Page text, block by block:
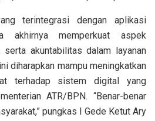
terintegrasi dengan aplikasi
akhirnya memperkuat aspek
serta akuntabilitas dalam layanan
diharapkan mampu meningkatkan
terhadap sistem digital yang
ATR/BPN. “Benar-benar
pungkas I Gede Ketut Ary